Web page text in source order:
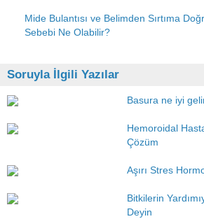
Mide Bulantısı ve Belimden Sırtıma
Sebebi Ne Olabilir?
Soruyla İlgili Yazılar
Basura ne iyi
Hemoroidal
Çözüm
Aşırı Stres
Bitkilerin
Deyin